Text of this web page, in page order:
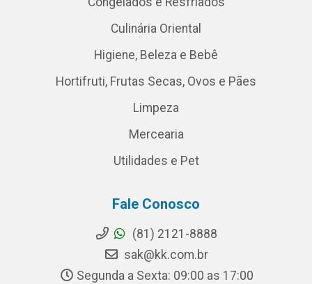
Culinária Oriental
Higiene, Beleza e Bebê
Hortifruti, Frutas Secas, Ovos e Pães
Limpeza
Mercearia
Utilidades e Pet
Fale Conosco
(81) 2121-8888
sak@kk.com.br
Segunda a Sexta: 09:00 as 17:00